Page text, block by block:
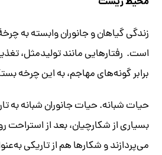
زندگی گیاهان و جانوران وابسته به
است. رفتارهایی مانند تولیدمثل،
برابر گونه‌های مهاجم، به این چرخه
حیات شبانه. حیات جانوران شبانه به
بسیاری از شکارچیان، بعد از استراحت
می‌پردازند و شکارها هم از تاریکی